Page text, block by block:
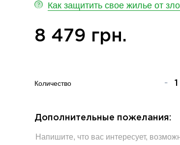
? Как защитить свое жилье от
8 479 грн.
Количество -
Дополнительные пожелания: